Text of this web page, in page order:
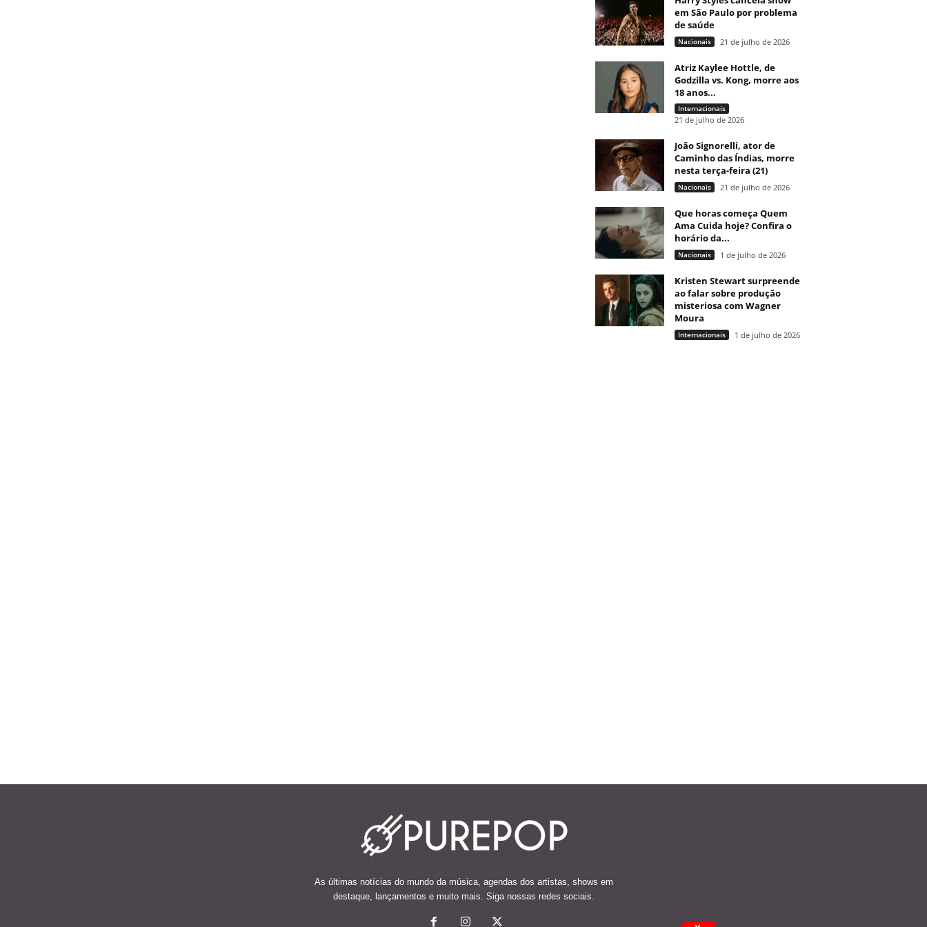
em São Paulo por problema
de saúde
Nacionais 21 de julho de 2026
Atriz Kaylee Hottle, de
Godzilla vs. Kong, morre aos
18 anos...
Internacionais
21 de julho de 2026
João Signorelli, ator de
Caminho das Índias, morre
nesta terça-feira (21)
Nacionais 21 de julho de 2026
Que horas começa Quem
Ama Cuida hoje? Confira o
horário da...
Nacionais 1 de julho de 2026
Kristen Stewart surpreende
ao falar sobre produção
misteriosa com Wagner
Moura
Internacionais 1 de julho de 2026
As últimas notícias do mundo da música, agendas dos artistas, shows em
destaque, lançamentos e muito mais. Siga nossas redes sociais.